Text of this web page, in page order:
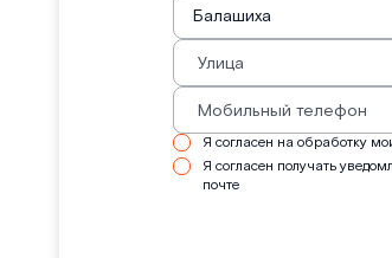
Я согласен на обработку
Я согласен получать
почте